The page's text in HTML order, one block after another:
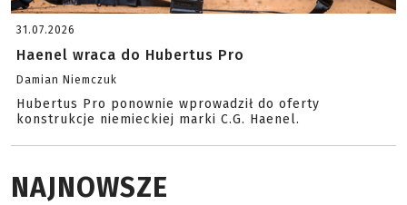
31.07.2026
Haenel wraca do Hubertus Pro
Damian Niemczuk
Hubertus Pro ponownie wprowadził do oferty
konstrukcje niemieckiej marki C.G. Haenel.
NAJNOWSZE